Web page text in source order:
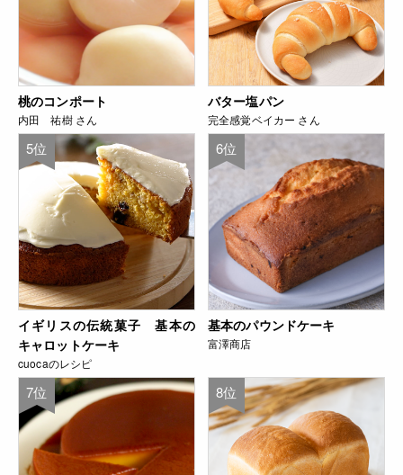
桃のコンポート
内田 祐樹 さん
バター塩パン
完全感覚ベイカー さん
5位
イギリスの伝統菓子 基本の
キャロットケーキ
cuocaのレシピ
6位
基本のパウンドケーキ
富澤商店
7位 8位